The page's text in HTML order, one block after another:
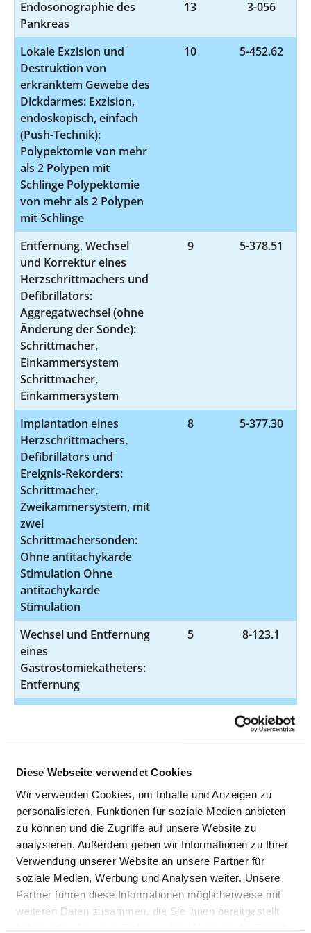
Diese Webseite verwendet Cookies
Wir verwenden Cookies, um Inhalte und Anzeigen zu
personalisieren, Funktionen für soziale Medien anbieten
zu können und die Zugriffe auf unsere Website zu
analysieren. Außerdem geben wir Informationen zu Ihrer
Verwendung unserer Website an unsere Partner für
soziale Medien, Werbung und Analysen weiter. Unsere
Partner führen diese Informationen möglicherweise mit
weiteren Daten zusammen, die Sie ihnen bereitgestellt
Endosonographie des
Pankreas
13 3-056
Lokale Exzision und
Destruktion von
erkranktem Gewebe des
Dickdarmes: Exzision,
endoskopisch, einfach
(Push-Technik):
Polypektomie von mehr
als 2 Polypen mit
Schlinge Polypektomie
von mehr als 2 Polypen
mit Schlinge
10 5-452.62
Entfernung, Wechsel
und Korrektur eines
Herzschrittmachers und
Defibrillators:
Aggregatwechsel (ohne
Änderung der Sonde):
Schrittmacher,
Einkammersystem
Schrittmacher,
Einkammersystem
9 5-378.51
Implantation eines
Herzschrittmachers,
Defibrillators und
Ereignis-Rekorders:
Schrittmacher,
Zweikammersystem, mit
zwei
Schrittmachersonden:
Ohne antitachykarde
Stimulation Ohne
antitachykarde
Stimulation
8 5-377.30
Wechsel und Entfernung
eines
Gastrostomiekatheters:
Entfernung
5 8-123.1
Katheteruntersuchung:
von Bypassgefäßen
1-275.5
Transarterielle
Linksherz-
Katheteruntersuchung:
Koronarangiographie
und Druckmessung im
linken Ventrikel
4 1-275.1
Entfernung, Wechsel
4 5-378.5f